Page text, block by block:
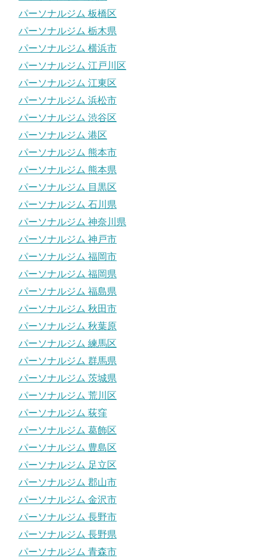
パーソナルジム 板橋区
パーソナルジム 栃木県
パーソナルジム 横浜市
パーソナルジム 江戸川区
パーソナルジム 江東区
パーソナルジム 浜松市
パーソナルジム 渋谷区
パーソナルジム 港区
パーソナルジム 熊本市
パーソナルジム 熊本県
パーソナルジム 目黒区
パーソナルジム 石川県
パーソナルジム 神奈川県
パーソナルジム 神戸市
パーソナルジム 福岡市
パーソナルジム 福岡県
パーソナルジム 福島県
パーソナルジム 秋田市
パーソナルジム 秋葉原
パーソナルジム 練馬区
パーソナルジム 群馬県
パーソナルジム 茨城県
パーソナルジム 荒川区
パーソナルジム 荻窪
パーソナルジム 葛飾区
パーソナルジム 豊島区
パーソナルジム 足立区
パーソナルジム 郡山市
パーソナルジム 金沢市
パーソナルジム 長野市
パーソナルジム 長野県
パーソナルジム 青森市